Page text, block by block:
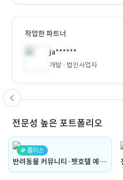
작업한 파트너
ja******
개발 법인사업자
전문성 높은 포트폴리오
플러스
반려동물 커뮤니티·펫호텔 예약 플랫폼(펫 케어, 전문가 매칭, 질문, 질의응답, 영상 재생, 정보 공유, 서비스 제공, 쇼핑몰, 돌봄 서비스, 예약, 후기, 수의사, 상담)